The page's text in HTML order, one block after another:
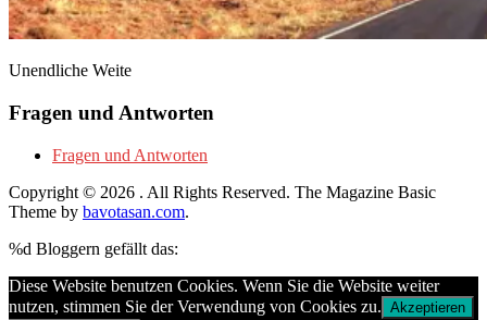
Unendliche Weite
Fragen und Antworten
Fragen und Antworten
Copyright © 2026 . All Rights Reserved. The Magazine Basic
Theme by bavotasan.com.
%d Bloggern gefällt das:
Diese Website benutzen Cookies. Wenn Sie die Website weiter
nutzen, stimmen Sie der Verwendung von Cookies zu. Akzeptieren